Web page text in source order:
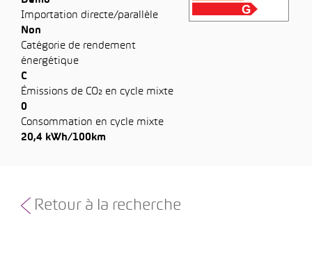
Importation directe/parallèle
Non
Catégorie de rendement
énergétique
C
Émissions de CO₂ en cycle mixte
0
Consommation en cycle mixte
20,4 kWh/100km
Retour à la recherche